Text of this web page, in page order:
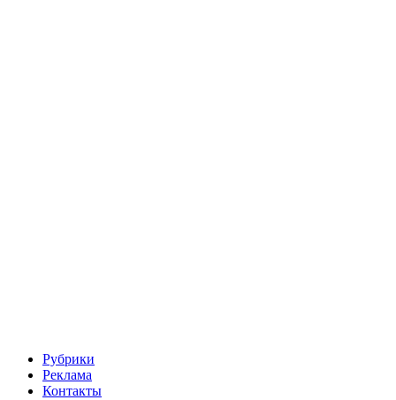
Рубрики
Реклама
Контакты